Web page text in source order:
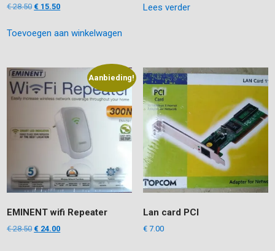
€28.50 Oorspronkelijke
was:
€ 15.50Huidige
is:
Toevoegen aan winkelwagen
Lees verder
Aanbieding!
EMINENT wifi Repeater
€28.50 Oorspronkelijke
€ 24.00Huidige
Lan card PCI
€7.00